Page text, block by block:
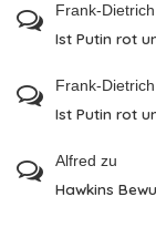
Frank-
Ist Putin rot
Frank-
Ist Putin rot
Alfred zu
Hawkins